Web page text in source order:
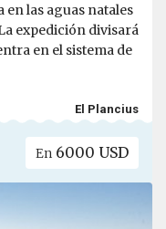
las aguas natales
expedición divisará
en el sistema de
El Plancius
En 6000 USD